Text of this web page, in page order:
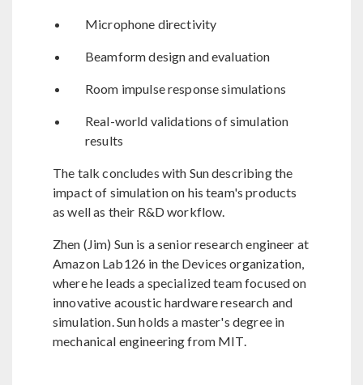
Microphone directivity
Beamform design and evaluation
Room impulse response simulations
Real-world validations of simulation
results
The talk concludes with Sun describing the
impact of simulation on his team's products
as well as their R&D workflow.
Zhen (Jim) Sun is a senior research engineer at
Amazon Lab126 in the Devices organization,
where he leads a specialized team focused on
innovative acoustic hardware research and
simulation. Sun holds a master's degree in
mechanical engineering from MIT.